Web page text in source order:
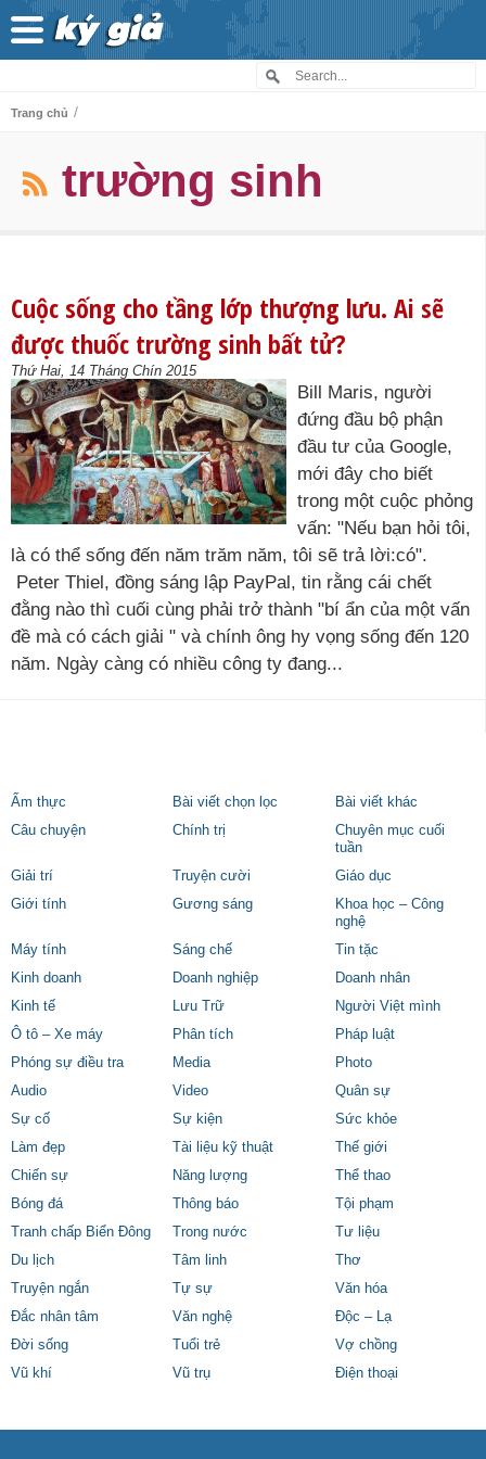
Trang chủ /
trường sinh
Cuộc sống cho tầng lớp thượng lưu. Ai sẽ
được thuốc trường sinh bất tử?
Thứ Hai, 14 Tháng Chín 2015
Bill Maris, người
đứng đầu bộ phận
đầu tư của Google,
mới đây cho biết
trong một cuộc phỏng
vấn: "Nếu bạn hỏi tôi,
là có thể sống đến năm trăm năm, tôi sẽ trả lời:có".
Peter Thiel, đồng sáng lập PayPal, tin rằng cái chết
đằng nào thì cuối cùng phải trở thành "bí ẩn của một vấn
đề mà có cách giải " và chính ông hy vọng sống đến 120
năm. Ngày càng có nhiều công ty đang...
Ẩm thực Bài viết chọn lọc
Bài viết khác
Câu chuyện
Chính trị
Chuyên mục cuối
tuần
Giải trí
Truyện cười
Giáo dục
Giới tính
Gương sáng
Khoa học – Công
nghệ
Máy tính
Sáng chế
Tin tặc
Kinh doanh
Doanh nghiệp
Doanh nhân
Kinh tế
Lưu Trữ
Người Việt mình
Ô tô – Xe máy
Phân tích
Pháp luật
Phóng sự điều tra
Media
Photo
Audio
Video
Quân sự
Sự cố
Sự kiện
Sức khỏe
Làm đẹp
Tài liệu kỹ thuật
Thế giới
Chiến sự
Năng lượng
Thể thao
Bóng đá
Thông báo
Tội phạm
Tranh chấp Biển Đông
Trong nước
Tư liệu
Du lịch
Tâm linh
Thơ
Truyện ngắn
Tự sự
Văn hóa
Đắc nhân tâm
Văn nghệ
Độc – Lạ
Đời sống
Tuổi trẻ
Vợ chồng
Vũ khí
Vũ trụ Điện thoại